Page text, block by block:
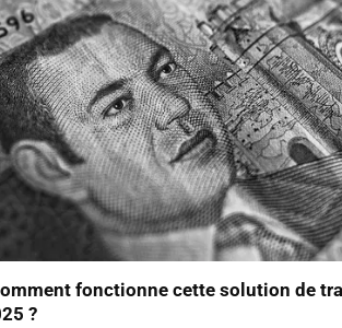
fonctionne cette solution de
?